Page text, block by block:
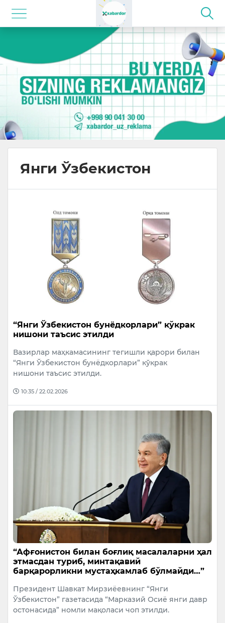
Янги Ўзбекистон
“Янги Ўзбекистон бунёдкорлари” кўкрак
нишони таъсис этилди
Вазирлар маҳкамасининг тегишли қарори билан
“Янги Ўзбекистон бунёдкорлари” кўкрак
нишони таъсис этилди.
10:35 / 22.02.2026
“Афғонистон билан боғлиқ масалаларни ҳал
этмасдан туриб, минтақавий
барқарорликни мустаҳкамлаб бўлмайди…”
Президент Шавкат Мирзиёевнинг “Янги
Ўзбекистон” газетасида “Марказий Осиё янги давр
остонасида” номли мақоласи чоп этилди.